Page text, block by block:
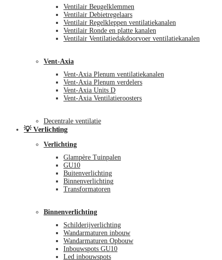
Ventilair Beugelklemmen
Ventilair Debietregelaars
Ventilair Regelkleppen ventilatiekanalen
Ventilair Ronde en platte kanalen
Ventilair Ventilatiedakdoorvoer ventilatiekanalen
Vent-Axia
Vent-Axia Plenum ventilatiekanalen
Vent-Axia Plenum verdelers
Vent-Axia Units D
Vent-Axia Ventilatieroosters
Decentrale ventilatie
💡 Verlichting
Verlichting
Glampère Tuinpalen
GU10
Buitenverlichting
Binnenverlichting
Transformatoren
Binnenverlichting
Schilderijverlichting
Wandarmaturen inbouw
Wandarmaturen Opbouw
Inbouwspots GU10
Led inbouwspots